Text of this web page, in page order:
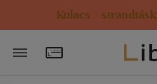
Kulacs /
Törzsvásárlói